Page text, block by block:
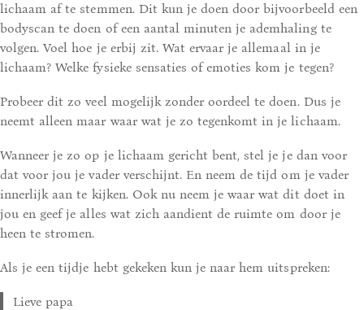
lichaam af te stemmen. Dit kun je doen door bijvoorbeeld een
bodyscan te doen of een aantal minuten je ademhaling te
volgen. Voel hoe je erbij zit. Wat ervaar je allemaal in je
lichaam? Welke fysieke sensaties of emoties kom je tegen?
Probeer dit zo veel mogelijk zonder oordeel te doen. Dus je
neemt alleen maar waar wat je zo tegenkomt in je lichaam.
Wanneer je zo op je lichaam gericht bent, stel je je dan voor
dat voor jou je vader verschijnt. En neem de tijd om je vader
innerlijk aan te kijken. Ook nu neem je waar wat dit doet in
jou en geef je alles wat zich aandient de ruimte om door je
heen te stromen.
Als je een tijdje hebt gekeken kun je naar hem uitspreken:
Lieve papa